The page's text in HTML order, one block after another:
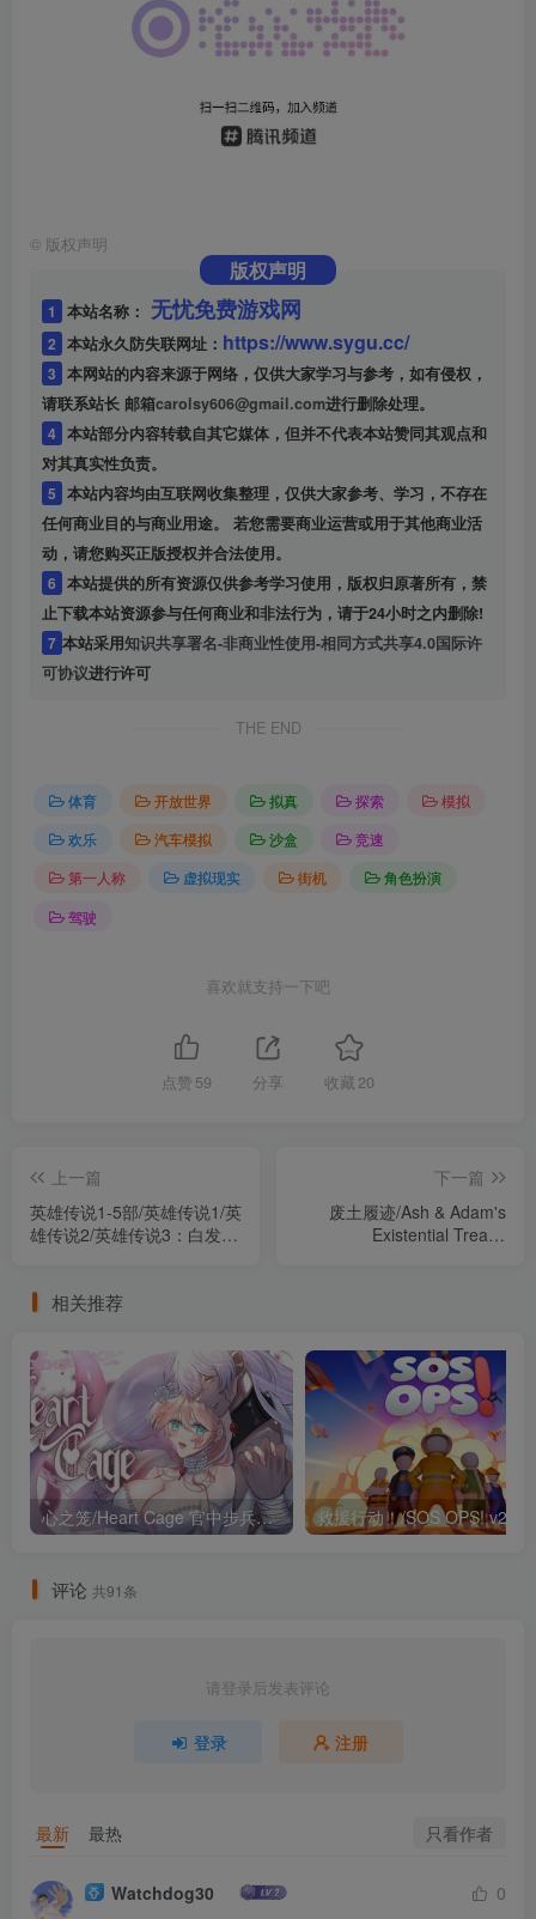
© 版权声明
版权声明
1 本站名称： 无忧免费游戏网
2 本站永久防失联网址： https://www.sygu.cc/
3 本网站的内容来源于网络，仅供大家学习与参考，如有侵权，
请联系站长 邮箱carolsy606@gmail.com进行删除处理。
4 本站部分内容转载自其它媒体，但并不代表本站赞同其观点和
对其真实性负责。
5
任何商业目的与商业用途。 若您需要商业运营或用于其他商业活
动，请您购买正版授权并合法使用。
6 本站提供的所有资源仅供参考学习使用，版权归原著所有，禁
止下载本站资源参与任何商业和非法行为，请于24小时之内删除!
7 本站采用知识共享署名-非商业性使用-相同方式共享4.0国际许
可协议进行许可
THE END
体育 开放世界 拟真 探索
模拟
欢乐
汽车模拟 沙盒
竞速
第一人称
虚拟现实 街机
角色扮演
驾驶
喜欢就支持一下吧
点赞 59 分享 收藏 20
上一篇
英雄传说1-5部/英雄传说1/英
雄传说2/英雄传说3：白发魔
White Witch/英雄传说4：朱
Heroes IV: A Tear of
Vermillion/英雄传说5:海之槛
歌 The Legend of Heroes
V：A Cagesong of the
Ocean 1-5部合集 ppsp模拟
器版+DOSBOX版 集成汉化
（汉化）
下一篇
废土履迹/Ash & Adam's
Existential Treads
相关推荐
心之笼/Heart Cage 官中步兵版（官中）
评论 共91条
请登录后发表评论
登录 注册
最新 最热 只看作者
Watchdog30
0